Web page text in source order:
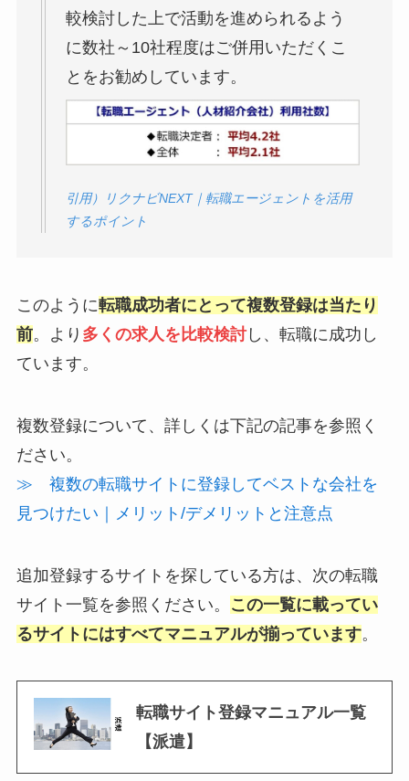
較検討した上で活動を進められるよう
に数社～10社程度はご併用いただくこ
とをお勧めしています。
引用）リクナビNEXT｜転職エージェントを活用
するポイント
このように転職成功者にとって複数登録は当たり
前。より 多くの求人を比較検討し、転職に成功し
ています。
複数登録について、詳しくは下記の記事を参照く
ださい。
≫ 複数の転職サイトに登録してベストな会社を
見つけたい｜メリット/デメリットと注意点
追加登録するサイトを探している方は、次の転職
サイト一覧を参照ください。
この一覧に載ってい
るサイトにはすべてマニュアルが揃っています。
転職サイト登録マニュアル一覧
【派遣】